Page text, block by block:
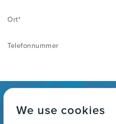
Ort*
Telefonnummer
Globalt erkänd
We use cookies